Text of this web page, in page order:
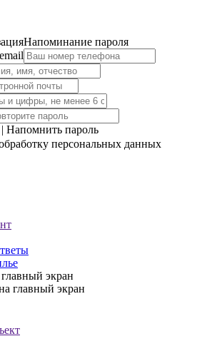
Напоминание пароля
| Напомнить пароль
персональных данных
экран